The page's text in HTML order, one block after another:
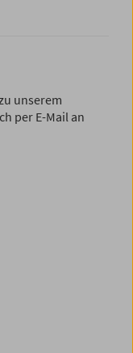
unserem
per E-Mail an